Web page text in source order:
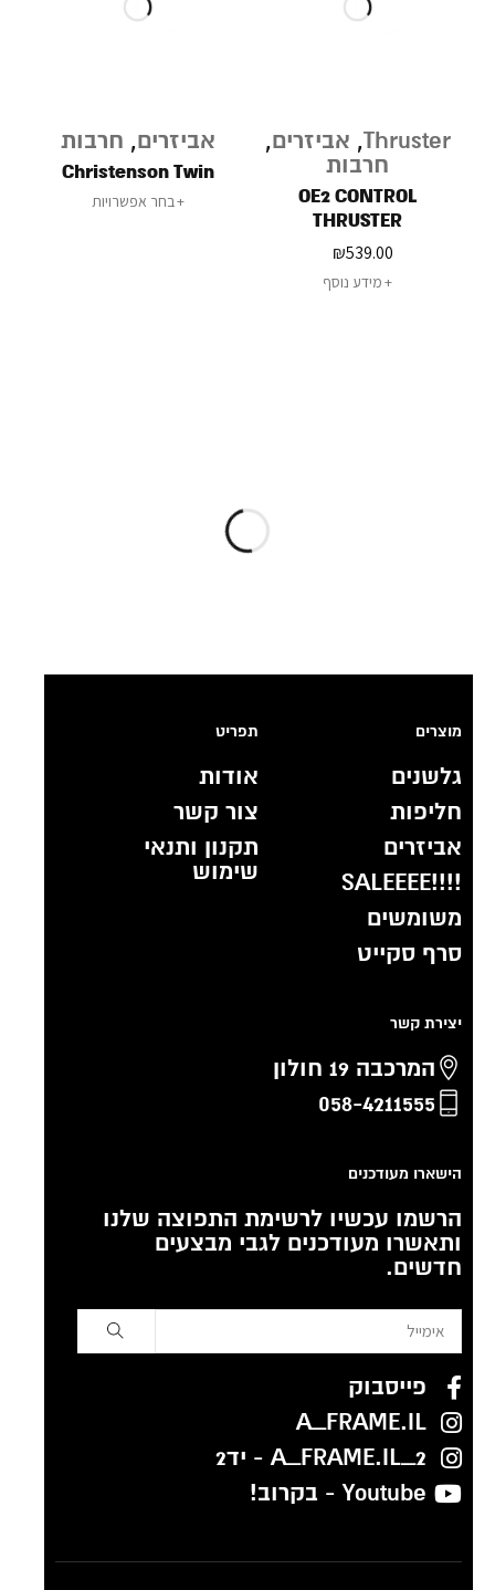
Thruster
, אביזרים,
חרבות
OE2 CONTROL
THRUSTER
₪539.00
מידע נוסף
אביזרים, חרבות
Christenson Twin
בחר אפשרויות
מוצרים
גלשנים
חליפות
אביזרים
!!!!SALEEEE
משומשים
סרף סקייט
תפריט
אודות
צור קשר
תקנון ותנאי
שימוש
יצירת קשר
המרכבה 19 חולון
058-4211555
הישארו מעודכנים
הרשמו עכשיו לרשימת התפוצה שלנו
ותאשרו מעודכנים לגבי מבצעים
חדשים.
פייסבוק
A_FRAME.IL
A_FRAME.IL_2 - יד2
Youtube - בקרוב!